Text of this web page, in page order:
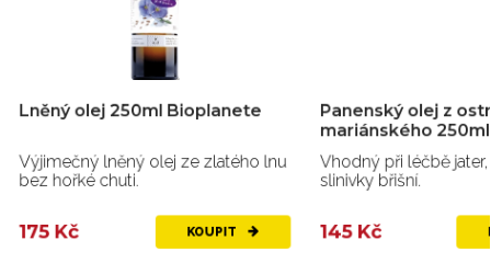
Lněný olej 250ml Bioplanete
Výjimečný lněný olej ze zlatého lnu
bez hořké chuti.
175 Kč KOUPIT
Panenský olej z
mariánského 250ml
Vhodný při léčbě jater,
slinivky břišní.
145 Kč